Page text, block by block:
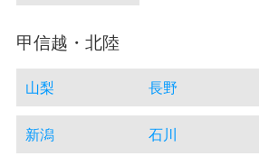
甲信越・北陸
山梨 長野
新潟 石川